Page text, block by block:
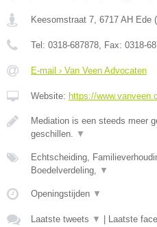
Keesomstraat 7 6717 AH Ede (
Tel: 0318-687878 , Fax: 0318-
E-mail › Van Veen Advocaten
Website: https://
Mediation is een steeds meer
geschillen.
▼
Echtscheiding,
Boedelverdeling,
▼
Openingstijden ▼
Laatste tweets ▼ Laatste